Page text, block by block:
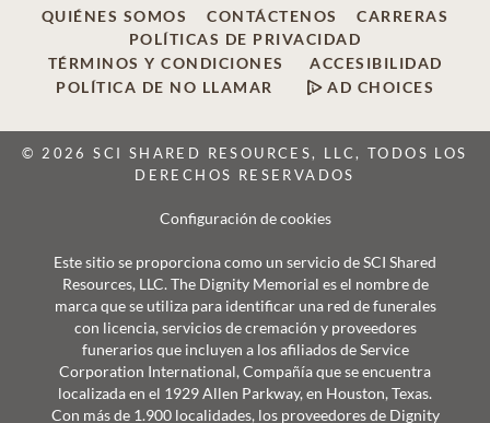
QUIÉNES SOMOS CONTÁCTENOS
CARRERAS
POLÍTICAS DE PRIVACIDAD
TÉRMINOS Y CONDICIONES
ACCESIBILIDAD
POLÍTICA DE NO LLAMAR
AD CHOICES
© 2026 SCI SHARED RESOURCES, LLC, TODOS LOS
DERECHOS RESERVADOS
Configuración de cookies
Este sitio se proporciona como un servicio de SCI Shared
Resources, LLC. The Dignity Memorial es el nombre de
marca que se utiliza para identificar una red de funerales
con licencia, servicios de cremación y proveedores
funerarios que incluyen a los afiliados de Service
Corporation International, Compañía que se encuentra
localizada en el 1929 Allen Parkway, en Houston, Texas.
Con más de 1.900 localidades, los proveedores de Dignity